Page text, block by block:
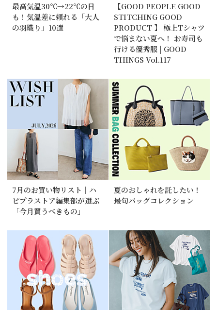
最高気温30℃→22℃の日
も！気温差に頼れる「大人
の羽織り」10選
【GOOD PEOPLE GOOD
STITCHING GOOD
PRODUCT 】 極上Tシャツ
で悩まない夏へ！ お寿司も
行ける優秀服 | GOOD
THINGS Vol.117
7月のお買い物リスト｜ハ
ピプラストア編集部が選ぶ
「今月買うべきもの」
夏のおしゃれを託したい！
最旬バッグコレクション